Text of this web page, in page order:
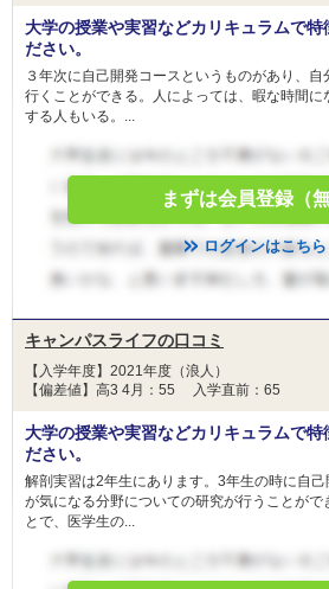
停止する場合には学生
と。
山口大学医学部及び大学院医学系研
ースSCEA 貸与
50,000円(月額)
2人
-
条件
大学院修了後、奨学金
に相当する期間中に貸
（最大6年間）を研究
ります。
免除 学部生：月額5万円 大
備考 -
山口大学医学部国際医学交流奨励金
大学の授業や実習などカリキュラムで特
ださい。
３年次に自己開発コースというものがあり、
行くことができる。人によっては、暇な時間
する人もいる。...
まずは会員登録（無
ログインはこちら
キャンパスライフの口コミ
【入学年度】2021年度（浪人）
【偏差値】高3 4月：55 入学直前：65
大学の授業や実習などカリキュラムで特
ださい。
解剖実習は2年生にあります。3年生の時に自
が気になる分野についての研究が行うことがで
とで、医学生の...